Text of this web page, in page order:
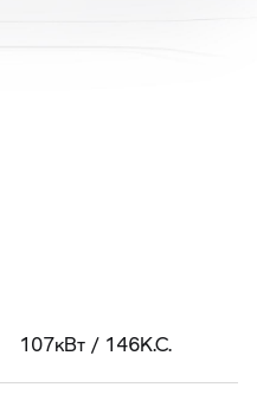
107кВт / 146К.С.